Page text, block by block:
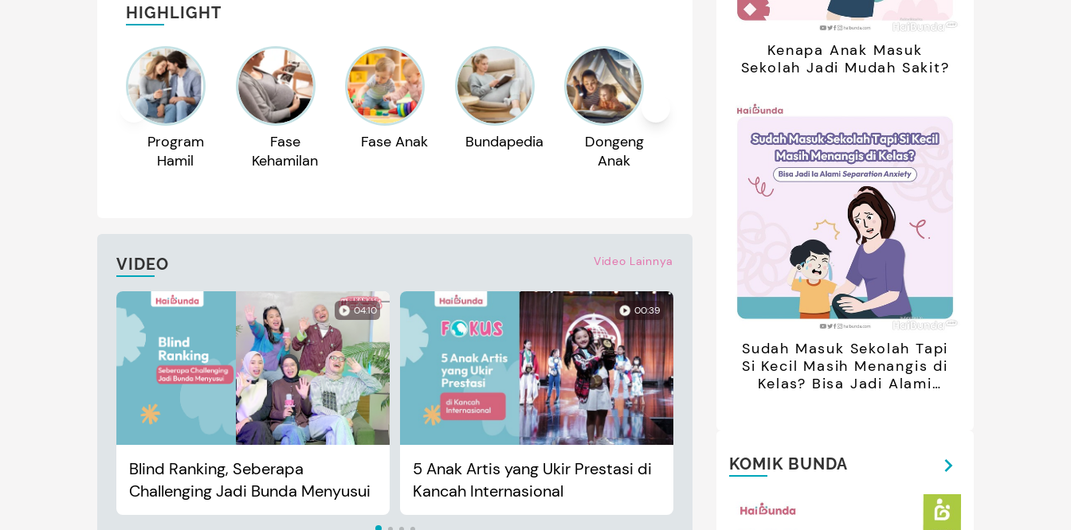
HIGHLIGHT
Program
Hamil
Fase
Kehamilan
Fase Anak Bundapedia
Dongeng
Anak
Rekomendasi
Nama Bayi Resep
VIDEO Video Lainnya
Blind Ranking, Seberapa
Challenging Jadi Bunda Menyusui
04:10
5 Anak Artis yang Ukir Prestasi di
Kancah Internasional
00:39
Anak Bosan Saat Libur? Coba 7
Kenapa Anak Masuk
Sekolah Jadi Mudah Sakit?
Sudah Masuk Sekolah Tapi
Si Kecil Masih Menangis di
Kelas? Bisa Jadi Alami
KOMIK BUNDA